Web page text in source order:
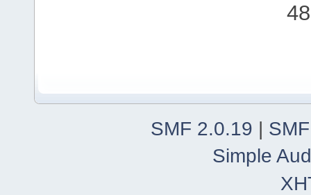
SMF 2.0.19 |
Simple